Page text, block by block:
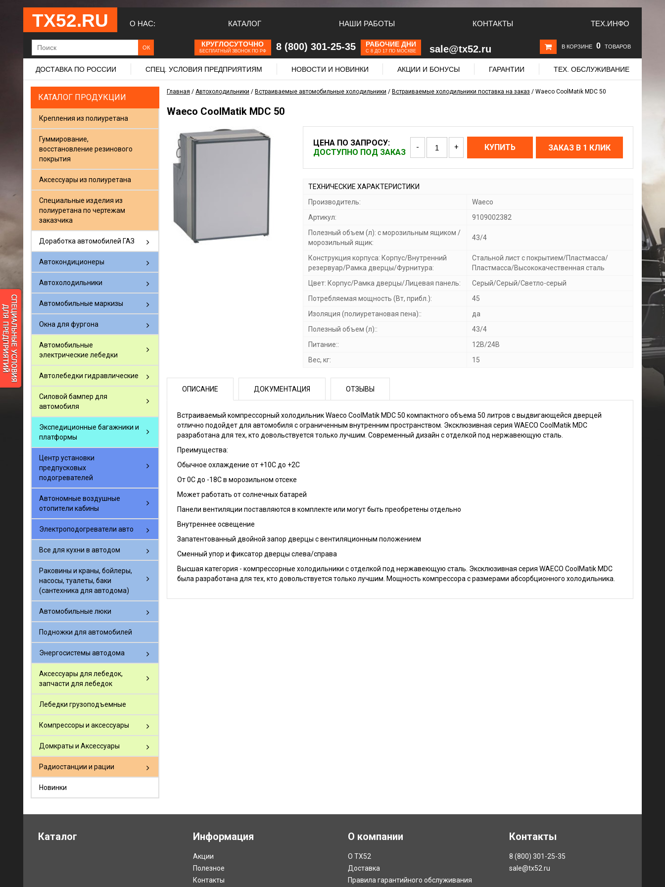
ТХ52.RU О НАС: КАТАЛОГ НАШИ РАБОТЫ КОНТАКТЫ ТЕХ.ИНФО
КРУГЛОСУТОЧНО
БЕСПЛАТНЫЙ ЗВОНОК ПО РФ 8 (800) 301-25-35 РАБОЧИЕ ДНИ
С 8 ДО 17 ПО МОСКВЕ sale@tx52.ru В КОРЗИНЕ 0 ТОВАРОВ
ДОСТАВКА ПО РОССИИ СПЕЦ. УСЛОВИЯ ПРЕДПРИЯТИЯМ НОВОСТИ И НОВИНКИ АКЦИИ И БОНУСЫ ГАРАНТИИ ТЕХ. ОБСЛУЖИВАНИЕ
КАТАЛОГ ПРОДУКЦИИ
Крепления из полиуретана
Гуммирование,
восстановление резинового
покрытия
Аксессуары из полиуретана
Специальные изделия из
полиуретана по чертежам
заказчика
Доработка автомобилей ГАЗ
Автокондиционеры
Автохолодильники
Автомобильные маркизы
Окна для фургона
Автомобильные
электрические лебедки
Автолебедки гидравлические
Силовой бампер для
автомобиля
Экспедиционные багажники и
платформы
Центр установки
предпусковых
подогревателей
Автономные воздушные
отопители кабины
Электроподогреватели авто
Все для кухни в автодом
Раковины и краны, бойлеры,
насосы, туалеты, баки
(сантехника для автодома)
Автомобильные люки
Подножки для автомобилей
Энергосистемы автодома
Аксессуары для лебедок,
запчасти для лебедок
Лебедки грузоподъемные
Компрессоры и аксессуары
Домкраты и Аксессуары
Радиостанции и рации
Новинки
Главная / Автохолодильники / Встраиваемые автомобильные холодильники / Встраиваемые холодильники поставка на заказ / Waeco CoolMatik MDC 50
Waeco CoolMatik MDC 50
ЦЕНА ПО ЗАПРОСУ:
ДОСТУПНО ПОД ЗАКАЗ
- + КУПИТЬ ЗАКАЗ В 1 КЛИК
ТЕХНИЧЕСКИЕ ХАРАКТЕРИСТИКИ
Производитель:
Waeco
Артикул:
9109002382
Полезный объем (л): с морозильным ящиком /
морозильный ящик:
43/4
Конструкция корпуса: Корпус/Внутренний
резервуар/Рамка дверцы/Фурнитура:
Стальной лист с покрытием/Пластмасса/
Пластмасса/Высококачественная сталь
Цвет: Корпус/Рамка дверцы/Лицевая панель:
Серый/Серый/Светло-серый
Потребляемая мощность (Вт, прибл.):
45
Изоляция (полиуретановая пена)::
да
Полезный объем (л)::
43/4
Питание::
12В/24В
Вес, кг:
15
ОПИСАНИЕ ДОКУМЕНТАЦИЯ ОТЗЫВЫ
Встраиваемый компрессорный холодильник Waeco CoolMatik MDC 50 компактного объема 50 литров с выдвигающейся дверцей
отлично подойдет для автомобиля с ограниченным внутренним пространством. Эксклюзивная серия WAECO CoolMatik MDC
разработана для тех, кто довольствуется только лучшим. Современный дизайн с отделкой под нержавеющую сталь.
Преимущества:
Обычное охлаждение от +10С до +2С
От 0С до -18С в морозильном отсеке
Может работать от солнечных батарей
Панели вентиляции поставляются в комплекте или могут быть преобретены отдельно
Внутреннее освещение
Запатентованный двойной запор дверцы с вентиляционным положением
Сменный упор и фиксатор дверцы слева/справа
Высшая категория - компрессорные холодильники с отделкой под нержавеющую сталь. Эксклюзивная серия WAECO CoolMatik MDC
была разработана для тех, кто довольствуется только лучшим. Мощность компрессора с размерами абсорбционного холодильника.
Каталог Информация
Акции
Полезное
Контакты
О компании
О ТХ52
Доставка
Правила гарантийного обслуживания
Контакты
8 (800) 301-25-35
sale@tx52.ru